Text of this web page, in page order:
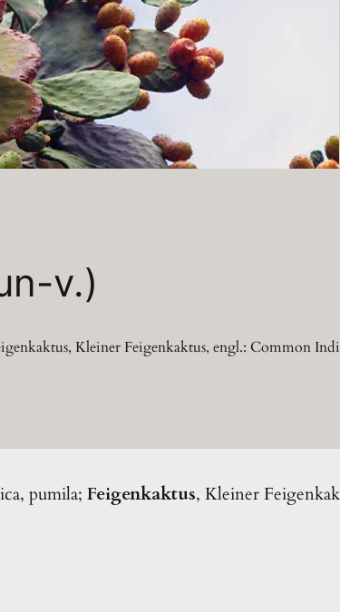
v.)
Kleiner Feigenkaktus, engl.: Common
pumila; Feigenkaktus, Kleiner